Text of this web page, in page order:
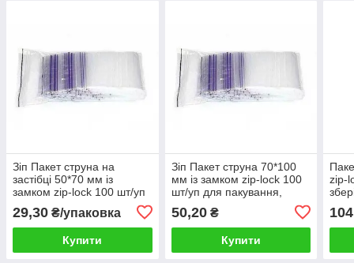
Зіп Пакет струна на
застібці 50*70 мм із
замком zip-lock 100 шт/уп
29,30 ₴/упаковка
Купити
Зіп Пакет струна 70*100
мм із замком zip-lock 100
шт/уп для пакування,
матеріалів
50,20₴
Купити
zip-
шт/